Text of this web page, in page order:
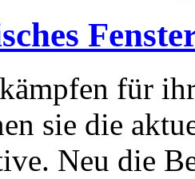
für
sie die
Neu die